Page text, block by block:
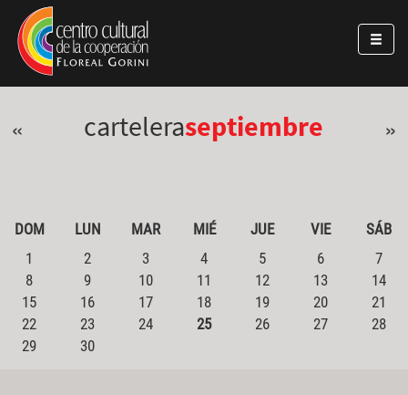
Pasar al contenido principal
Jump to main content
« carteleraseptiembre »
DOM LUN MAR MIÉ JUE VIE
SÁB
1
2 3 4 5 6
7
8
9 10 11 12 13
14
15
16 17 18 19 20
21
22
23 24 25 26 27
28
29
30